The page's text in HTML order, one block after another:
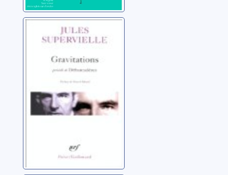
Gravitations ;
Débarcadères
Supervielle, Jules